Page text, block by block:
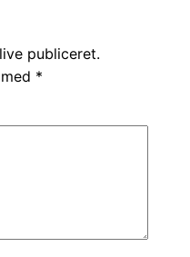
publiceret.
*